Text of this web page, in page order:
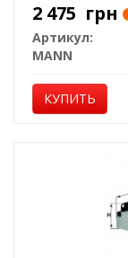
2 475 грн
Артикул:
MANN
КУПИТЬ